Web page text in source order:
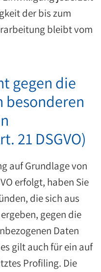
der bis zum
bleibt vom
gegen die
besonderen
21 DSGVO)
auf Grundlage von
erfolgt, haben Sie
die sich aus
gegen die
Daten
gilt auch für ein auf
Profiling. Die